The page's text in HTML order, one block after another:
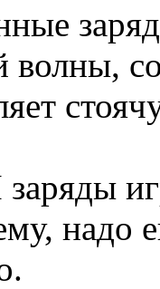
волны,
надо